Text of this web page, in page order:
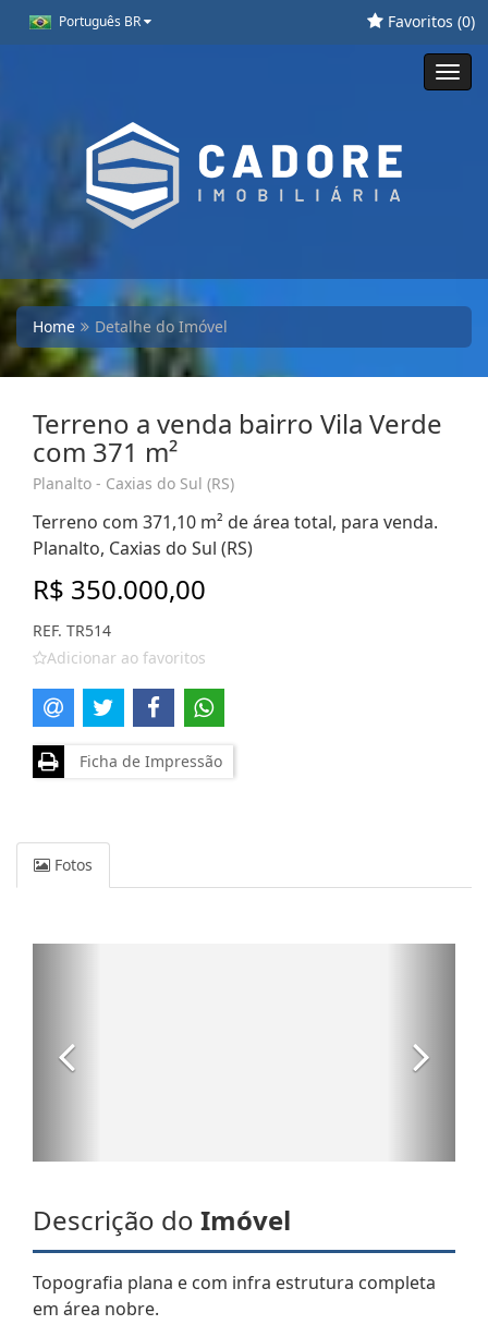
Português BR Favoritos (0)
Home Detalhe do Imóvel
Terreno a venda bairro Vila Verde
com 371 m²
Planalto - Caxias do Sul (RS)
Terreno com 371,10 m² de área total, para venda.
Planalto, Caxias do Sul (RS)
R$ 350.000,00
REF. TR514
Adicionar ao favoritos
Ficha de Impressão
Fotos
Descrição do Imóvel
Topografia plana e com infra estrutura completa
em área nobre.